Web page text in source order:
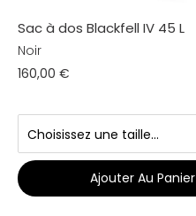
Sac à dos Blackfell IV 45 L
Noir
160,00 €
Ajouter Au Panier